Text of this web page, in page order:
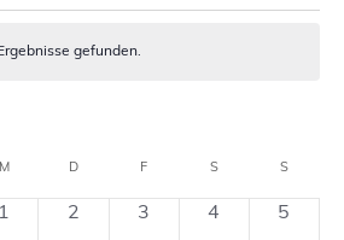
gefunden.
M D F S S
01
0
2
0
3
0
4
0
5